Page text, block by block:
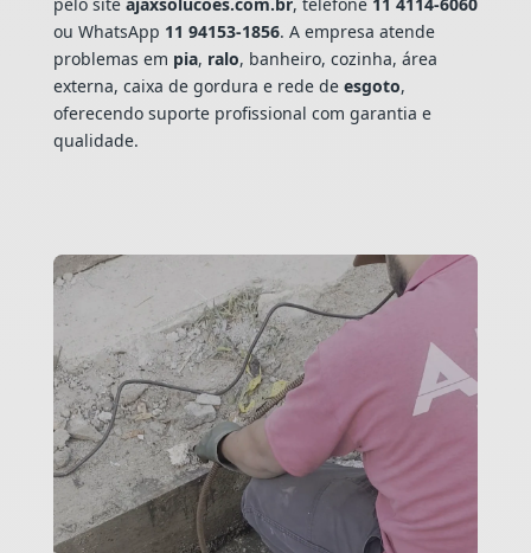
ou WhatsApp 11 94153-1856. A empresa atende
problemas em pia, ralo, banheiro, cozinha, área
externa, caixa de gordura e rede de esgoto,
oferecendo suporte profissional com garantia e
qualidade.